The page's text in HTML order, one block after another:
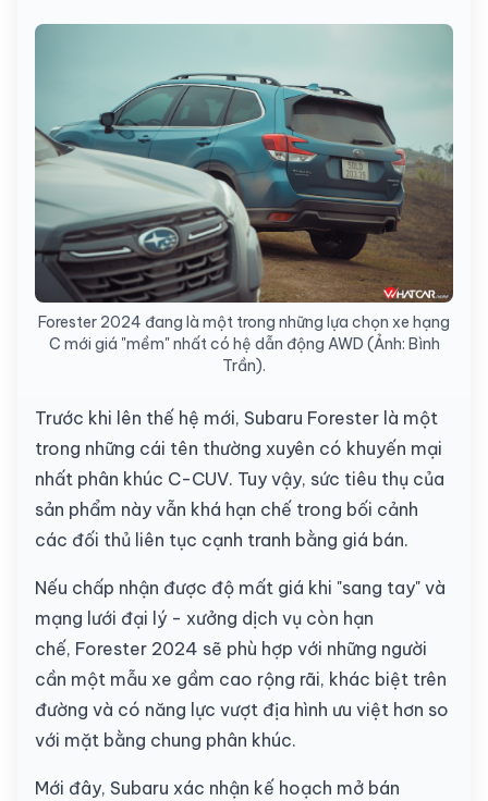
Forester 2024 đang là một trong những lựa chọn xe hạng
C mới giá "mềm" nhất có hệ dẫn động AWD (Ảnh: Bình
Trần).
Trước khi lên thế hệ mới, Subaru Forester là một
trong những cái tên thường xuyên có khuyến mại
nhất phân khúc C-CUV. Tuy vậy, sức tiêu thụ của
sản phẩm này vẫn khá hạn chế trong bối cảnh
các đối thủ liên tục cạnh tranh bằng giá bán.
Nếu chấp nhận được độ mất giá khi "sang tay" và
mạng lưới đại lý - xưởng dịch vụ còn hạn
chế, Forester 2024 sẽ phù hợp với những người
cần một mẫu xe gầm cao rộng rãi, khác biệt trên
đường và có năng lực vượt địa hình ưu việt hơn so
với mặt bằng chung phân khúc.
Mới đây, Subaru xác nhận kế hoạch mở bán